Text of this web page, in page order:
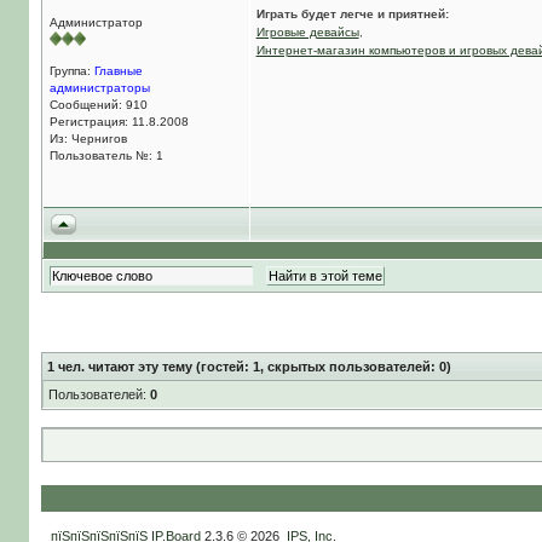
Администратор
Группа: Главные
администраторы
Сообщений: 910
Регистрация: 11.8.2008
Из: Чернигов
Пользователь №: 1
Играть будет легче и приятней:
Игровые девайсы,
Интернет-магазин компьютеров и игровых
1 чел. читают эту тему (гостей: 1, скрытых пользователей: 0)
Пользователей: 0
пїЅпїЅпїЅпїЅпїЅ IP.Board2.3.6 © 2026 IPS, Inc